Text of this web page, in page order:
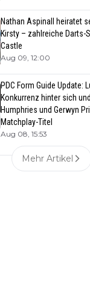
Nathan Aspinall heiratet
Kirsty – zahlreiche
Castle
Aug 09, 12:00
PDC Form Guide Update:
Konkurrenz hinter sich
Humphries und Gerwyn
Matchplay-Titel
Aug 08, 15:53
Mehr Artikel